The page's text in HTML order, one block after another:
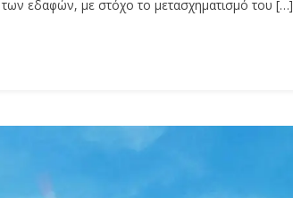
των εδαφών, με στόχο το μετασχηματισμό του […]